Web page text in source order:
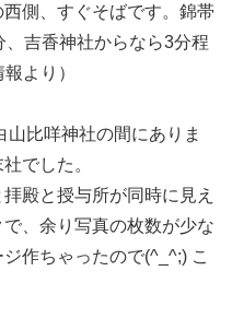
側、すぐそばです。錦帯
吉香神社からなら3分程
より）
比咩神社の間にありま
でした。
殿と授与所が同時に見え
、余り写真の枚数が少な
作ちゃったので(^_^;) こ